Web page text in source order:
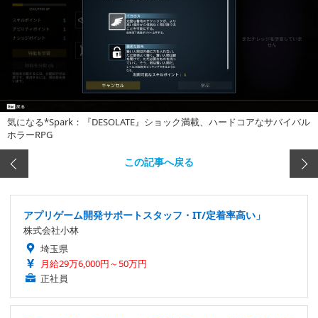
気になる*Spark：『DESOLATE』ショック満載、ハードコアなサバイバル
ホラーRPG
この記事へ戻る
アプリゲーム開発サポートスタッフ・IT/定着率高い」
株式会社小林
埼玉県
月給29万6,000円～50万円
正社員